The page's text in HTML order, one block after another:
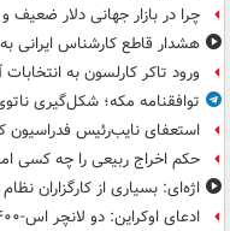
چرا در بازار جهانی دلار ضعیف
هشدار قاطع کارشناس ایرانی
ورود تاکر کارلسون به
توافقنامه مکه؛ شکل‌گیری
استعفای نایب‌رئیس
حکم اخراج ربیعی را چه کسی
اژه‌ای: بسیاری از کارگزاران
ادعای اوکراین: دو لانچر اس-۴۰۰ را زدیم+ فیلم